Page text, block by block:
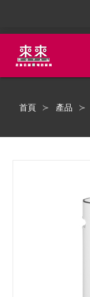
首頁 產品